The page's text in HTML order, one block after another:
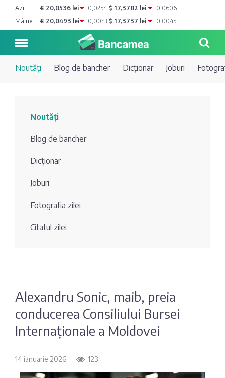
Azi: € 20,0536 lei 0,0254 $ 17,3782 lei
0,0606
Mâine:
€ 20,0493 lei 0,0043 $ 17,3737 lei 0,0045
bancher
Joburi
Fotografia
Depozite
Comerțbank
Energbank
Maib
Moldindconbank
OTP Bank
întrebare?
Sondaj
Noutăți Blog de bancher Dicționar Joburi
Noutăți
Blog de bancher
Dicționar
Joburi
Fotografia zilei
Citatul zilei
Alexandru Sonic, maib, preia
conducerea Consiliului Bursei
Internaționale a Moldovei
14 ianuarie 2026 123